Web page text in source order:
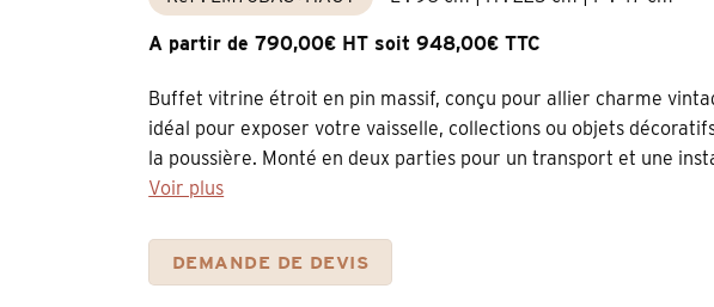
A partir de 790,00€ HT soit 948,00€ TTC
Buffet vitrine étroit en pin massif, conçu pour allier charme
idéal pour exposer votre vaisselle, collections ou objets
la poussière. Monté en deux parties pour un transport et une
Voir plus
DEMANDE DE DEVIS